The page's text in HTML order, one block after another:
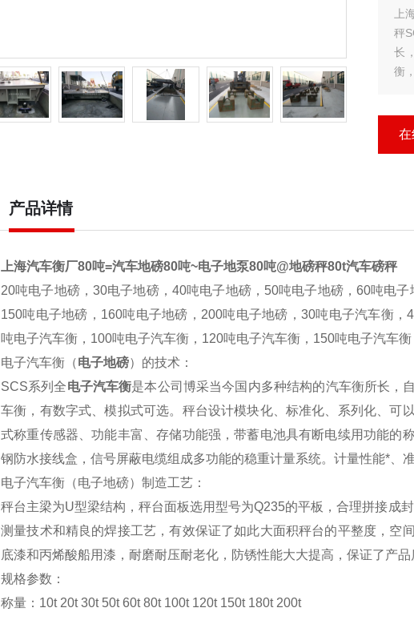
上
秤
长
衡
在
产品详情
上海汽车衡厂80吨=汽车地磅80吨~电子地泵80吨@地磅秤80t汽车磅秤
20吨电子地磅，30电子地磅，40吨电子地磅，50吨电子地磅，60吨电
150吨电子地磅，160吨电子地磅，200吨电子地磅，30吨电子汽车衡
吨电子汽车衡，100吨电子汽车衡，120吨电子汽车衡，150吨电子汽车衡
电子汽车衡（电子地磅）的技术：
SCS系列全电子汽车衡是本公司博采当今国内多种结构的汽车衡所长，
车衡，有数字式、模拟式可选。秤台设计模块化、标准化、系列化、可
式称重传感器、功能丰富、存储功能强，带蓄电池具有断电续用功能的
钢防水接线盒，信号屏蔽电缆组成多功能的稳重计量系统。计量性能*、
电子汽车衡（电子地磅）制造工艺：
秤台主梁为U型梁结构，秤台面板选用型号为Q235的平板，合理拼接成
测量技术和精良的焊接工艺，有效保证了如此大面积秤台的平整度，空
底漆和丙烯酸船用漆，耐磨耐压耐老化，防锈性能大大提高，保证了产品
规格参数：
称量：10t 20t 30t 50t 60t 80t 100t 120t 150t 180t 200t